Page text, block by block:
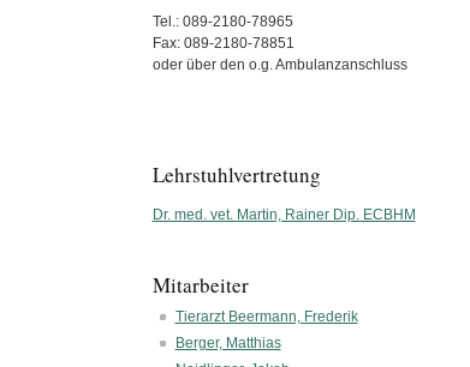
Tel.: 089-2180-78965
Fax: 089-2180-78851
oder über den o.g. Ambulanzanschluss
Lehrstuhlvertretung
Dr. med. vet. Martin, Rainer Dip. ECBHM
Mitarbeiter
Tierarzt Beermann, Frederik
Berger, Matthias